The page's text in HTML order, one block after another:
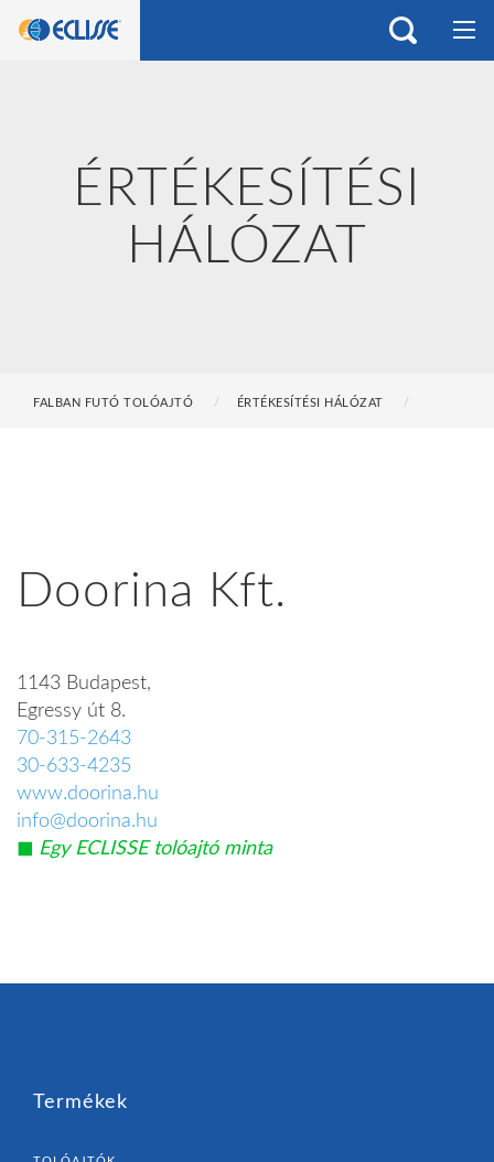
ÉRTÉKESÍTÉSI
HÁLÓZAT
FALBAN FUTÓ TOLÓAJTÓ ÉRTÉKESÍTÉSI HÁLÓZAT
Doorina Kft.
1143 Budapest,
Egressy út 8.
70-315-2643
30-633-4235
www.doorina.hu
info@doorina.hu
◼︎ Egy ECLISSE tolóajtó minta
Termékek